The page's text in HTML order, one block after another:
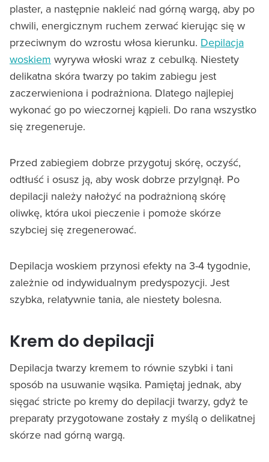
plaster, a następnie nakleić nad górną wargą, aby po
chwili, energicznym ruchem zerwać kierując się w
przeciwnym do wzrostu włosa kierunku. Depilacja
woskiem wyrywa włoski wraz z cebulką. Niestety
delikatna skóra twarzy po takim zabiegu jest
zaczerwieniona i podrażniona. Dlatego najlepiej
wykonać go po wieczornej kąpieli. Do rana wszystko
się zregeneruje.
Przed zabiegiem dobrze przygotuj skórę, oczyść,
odtłuść i osusz ją, aby wosk dobrze przylgnął. Po
depilacji należy nałożyć na podrażnioną skórę
oliwkę, która ukoi pieczenie i pomoże skórze
szybciej się zregenerować.
Depilacja woskiem przynosi efekty na 3-4 tygodnie,
zależnie od indywidualnym predyspozycji. Jest
szybka, relatywnie tania, ale niestety bolesna.
Krem do depilacji
Depilacja twarzy kremem to równie szybki i tani
sposób na usuwanie wąsika. Pamiętaj jednak, aby
sięgać stricte po kremy do depilacji twarzy, gdyż te
preparaty przygotowane zostały z myślą o delikatnej
skórze nad górną wargą.